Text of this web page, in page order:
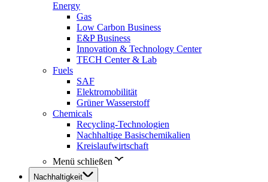
Energy
Gas
Low Carbon Business
E&P Business
Innovation & Technology Center
TECH Center & Lab
Fuels
SAF
Elektromobilität
Grüner Wasserstoff
Chemicals
Recycling-Technologien
Nachhaltige Basischemikalien
Kreislaufwirtschaft
Menü schließen
Nachhaltigkeit